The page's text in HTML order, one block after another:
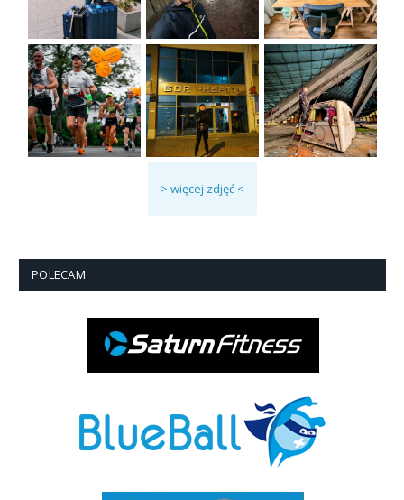
> więcej zdjęć <
POLECAM